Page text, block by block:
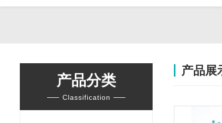
产品分类
Classification
产品展